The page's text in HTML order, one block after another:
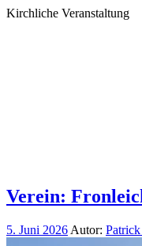
Kirchliche Veranstaltung
Verein:
5. Juni 2026 Autor: